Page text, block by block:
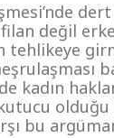
dert
değil
tehlikeye
kadın
olduğu
bu